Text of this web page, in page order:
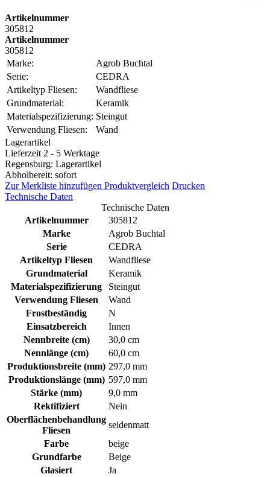
Artikelnummer
305812
Artikelnummer
305812
Marke:
Agrob Buchtal
Serie:
CEDRA
Artikeltyp Fliesen:
Wandfliese
Grundmaterial:
Keramik
Materialspezifizierung: Steingut
Verwendung Fliesen:
Wand
Lagerartikel
Lieferzeit 2 - 5 Werktage
Regensburg: Lagerartikel
Abholbereit: sofort
Zur Merkliste hinzufügen Produktvergleich Drucken
Technische Daten
Technische Daten
Artikelnummer
305812
Marke
Agrob Buchtal
Serie
CEDRA
Artikeltyp Fliesen
Wandfliese
Grundmaterial
Keramik
Materialspezifizierung
Steingut
Verwendung Fliesen
Wand
Frostbeständig
N
Einsatzbereich
Innen
Nennbreite (cm)
30,0 cm
Nennlänge (cm)
60,0 cm
Produktionsbreite (mm) 297,0 mm
Produktionslänge (mm) 597,0 mm
Stärke (mm)
9,0 mm
Rektifiziert
Nein
Oberflächenbehandlung
Fliesen
seidenmatt
Farbe
beige
Grundfarbe
Beige
Glasiert
Ja